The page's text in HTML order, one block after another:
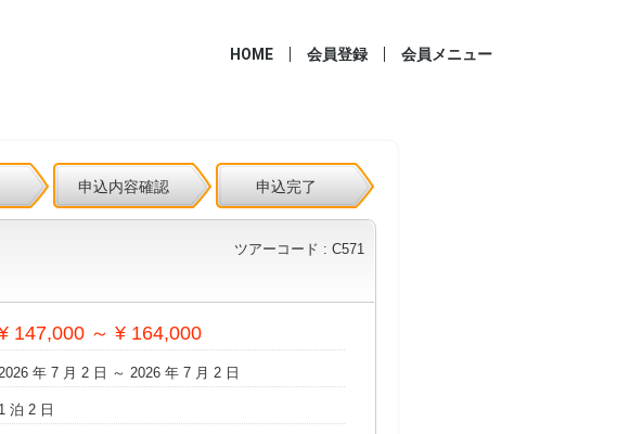
HOME 会員登録 会員メニュー
申込内容確認 申込完了
ツアーコード : C571
147,000 ～ ¥ 164,000
年 7 月 2 日 ～ 2026 年 7 月 2 日
1 泊 2 日